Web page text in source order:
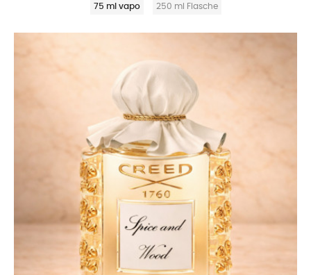
75 ml vapo 250 ml Flasche